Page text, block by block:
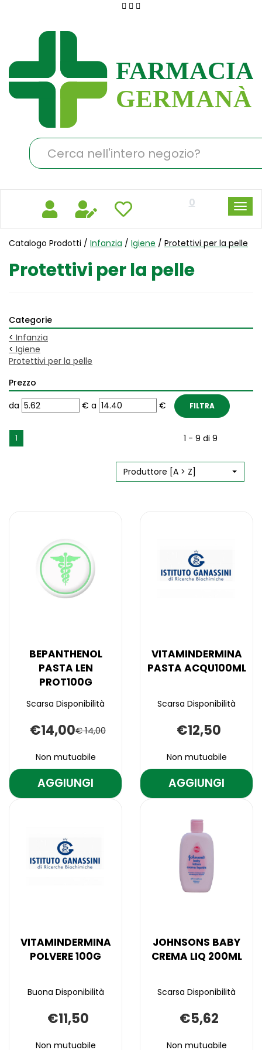
principale
Germanà
Cerca
Prodotto
0
Catalogo Prodotti / Infanzia / Igiene / Protettivi per la pelle
Protettivi per la pelle
Categorie
< Infanzia
< Igiene
Protettivi per la pelle
Prezzo
filtra
da
da €
filtra
a
a €
1 1 - 9 di 9
Produttore [A > Z]
BEPANTHENOL
PASTA LEN
PROT100G
Scarsa Disponibilità
€14,00€ 14,00
Non mutuabile
AGGIUNGIAGGIUNGI BEPANTHENOL
PASTA
CARRELLO
PROT100G alla
wishlist
LEN
PROT100G
VITAMINDERMINA
PASTA ACQU100ML
Scarsa Disponibilità
€12,50
Non mutuabile
AGGIUNGI
AGGIUNGI
PASTA
CARRELLO
wishlist
ACQU100ML
VITAMINDERMINA
POLVERE 100G
Buona Disponibilità
€11,50
Non mutuabile
JOHNSONS BABY
CREMA LIQ 200ML
Scarsa Disponibilità
€5,62
Non mutuabile